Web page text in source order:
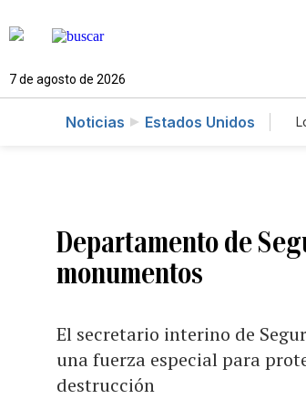
7 de agosto de 2026
Noticias Estados Unidos
Departamento de
monumentos
El secretario interino de
una fuerza especial para
destrucción